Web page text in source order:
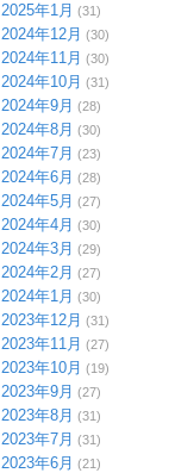
2025年1月 (31)
2024年12月 (30)
2024年11月 (30)
2024年10月 (31)
2024年9月 (28)
2024年8月 (30)
2024年7月 (23)
2024年6月 (28)
2024年5月 (27)
2024年4月 (30)
2024年3月 (29)
2024年2月 (27)
2024年1月 (30)
2023年12月 (31)
2023年11月 (27)
2023年10月 (19)
2023年9月 (27)
2023年8月 (31)
2023年7月 (31)
2023年6月 (21)